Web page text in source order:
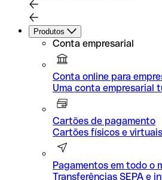
Produtos
Conta empresarial
Conta online para
Uma conta empresarial
Cartões de pagamento
Cartões físicos e virtuais
Pagamentos em todo o
Transferências SEPA e